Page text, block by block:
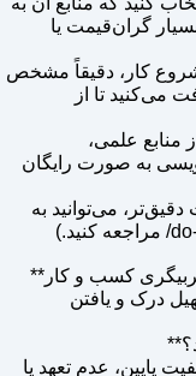
گران‌قیمت یا
کار، دقیقاً مشخص
می‌کنید تا از
منابع علمی،
به صورت رایگان
می‌توانید به
کسب و کار**
درک و یافتن
پایین، عدم تعهد یا